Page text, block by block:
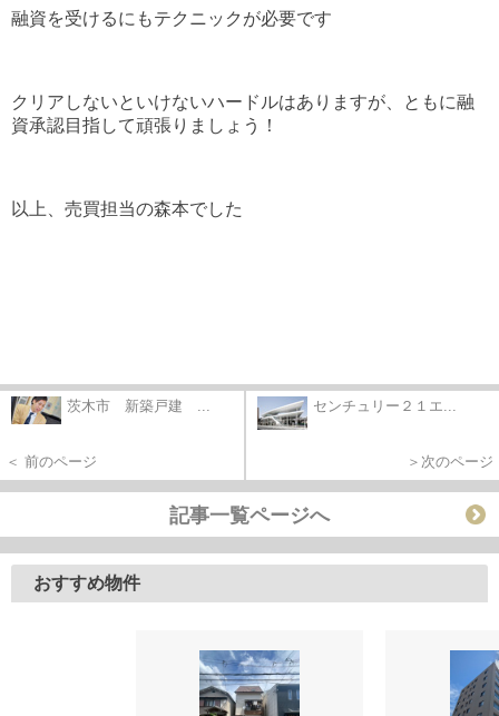
融資を受けるにもテクニックが必要です
クリアしないといけないハードルはありますが、ともに融
資承認目指して頑張りましょう！
以上、売買担当の森本でした
茨木市 新築戸建 ...
＜ 前のページ
センチュリー２１エ...
＞次のページ
記事一覧ページへ
おすすめ物件